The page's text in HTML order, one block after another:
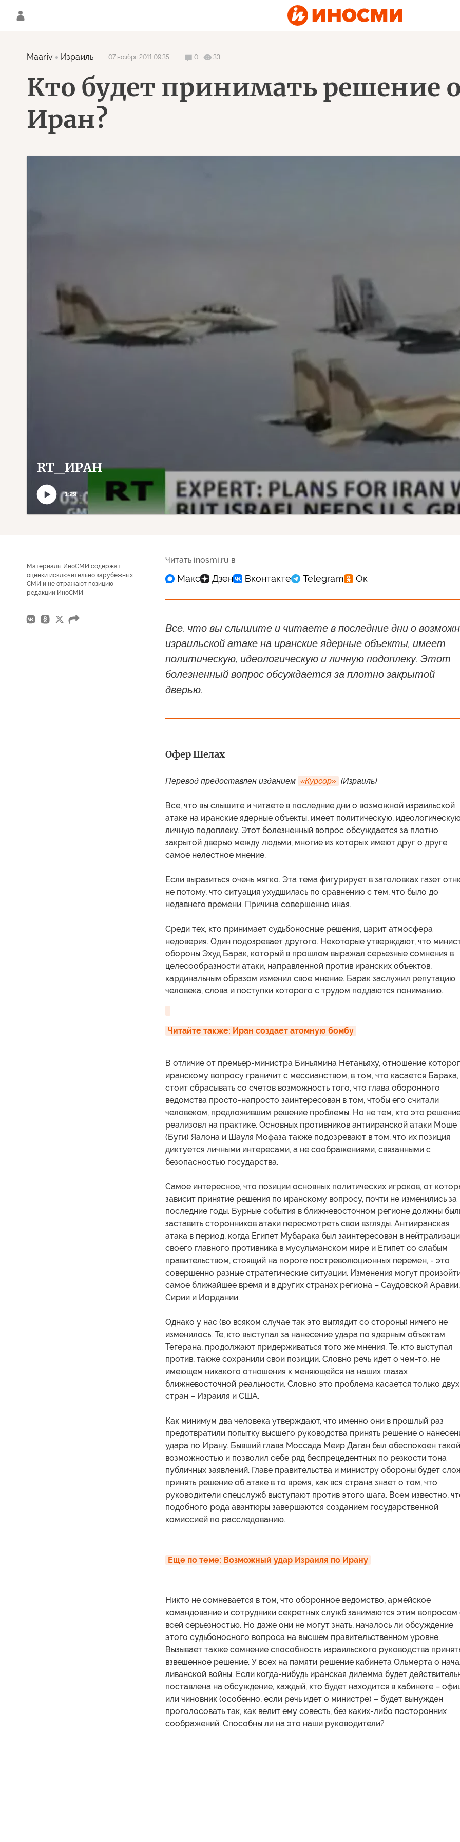
Maariv Израиль 07 ноября 2011 09:35 0 33
Кто будет принимать решение
Иран?
Воспроизвести
RT_ИРАН
1:29
Материалы ИноСМИ содержат
оценки исключительно зарубежных
СМИ и не отражают позицию
редакции ИноСМИ
Читать inosmi.ru в
Все, что вы слышите и читаете в последние дни о
израильской атаке на иранские ядерные объекты, имеет
политическую, идеологическую и личную подоплеку. Этот
болезненный вопрос обсуждается за плотно закрытой
дверью.
Офер Шелах
Перевод предоставлен изданием «Курсор» (Израиль)
Все, что вы слышите и читаете в последние дни о возможной израильской
атаке на иранские ядерные объекты, имеет политическую,
личную подоплеку. Этот болезненный вопрос обсуждается за плотно
закрытой дверью между людьми, многие из которых имеют друг о друге
самое нелестное мнение.
Если выразиться очень мягко. Эта тема фигурирует в заголовках газет
не потому, что ситуация ухудшилась по сравнению с тем, что было до
недавнего времени. Причина совершенно иная.
Среди тех, кто принимает судьбоносные решения, царит атмосфера
недоверия. Один подозревает другого. Некоторые утверждают, что
обороны Эхуд Барак, который в прошлом выражал серьезные сомнения в
целесообразности атаки, направленной против иранских объектов,
кардинальным образом изменил свое мнение. Барак заслужил репутацию
человека, слова и поступки которого с трудом поддаются пониманию.
Читайте также: Иран создает атомную бомбу
В отличие от премьер-министра Биньямина Нетаньяху, отношение
иранскому вопросу граничит с мессианством, в том, что касается
стоит сбрасывать со счетов возможность того, что глава оборонного
ведомства просто-напросто заинтересован в том, чтобы его считали
человеком, предложившим решение проблемы. Но не тем, кто это
реализовл на практике. Основных противников антииранской атаки Моше
(Буги) Яалона и Шауля Мофаза также подозревают в том, что их позиция
диктуется личными интересами, а не соображениями, связанными с
безопасностью государства.
Самое интересное, что позиции основных политических игроков, от
зависит принятие решения по иранскому вопросу, почти не изменились за
последние годы. Бурные события в ближневосточном регионе должны
заставить сторонников атаки пересмотреть свои взгляды. Антииранская
атака в период, когда Египет Мубарака был заинтересован в
своего главного противника в мусульманском мире и Египет со слабым
правительством, стоящий на пороге постреволюционных перемен, - это
совершенно разные стратегические ситуации. Изменения могут
самое ближайшее время и в других странах региона – Саудовской Аравии,
Сирии и Иордании.
Однако у нас (во всяком случае так это выглядит со стороны) ничего не
изменилось. Те, кто выступал за нанесение удара по ядерным объектам
Тегерана, продолжают придерживаться того же мнения. Те, кто выступал
против, также сохранили свои позиции. Словно речь идет о чем-то, не
имеющем никакого отношения к меняющейся на наших глазах
ближневосточной реальности. Словно это проблема касается только двух
стран – Израиля и США.
Как минимум два человека утверждают, что именно они в прошлый раз
предотвратили попытку высшего руководства принять решение о
удара по Ирану. Бывший глава Моссада Меир Даган был обеспокоен такой
возможностью и позволил себе ряд беспрецедентных по резкости тона
публичных заявлений. Главе правительства и министру обороны будет
принять решение об атаке в то время, как вся страна знает о том, что
руководители спецслужб выступают против этого шага. Всем известно,
подобного рода авантюры завершаются созданием государственной
комиссией по расследованию.
Еще по теме: Возможный удар Израиля по Ирану
Никто не сомневается в том, что оборонное ведомство, армейское
командование и сотрудники секретных служб занимаются этим вопросом
всей серьезностью. Но даже они не могут знать, началось ли обсуждение
этого судьбоносного вопроса на высшем правительственном уровне.
Вызывает также сомнение способность израильского руководства
взвешенное решение. У всех на памяти решение кабинета Ольмерта о
ливанской войны. Если когда-нибудь иранская дилемма будет
поставлена на обсуждение, каждый, кто будет находится в кабинете –
или чиновник (особенно, если речь идет о министре) – будет вынужден
проголосовать так, как велит ему совесть, без каких-либо посторонних
соображений. Способны ли на это наши руководители?